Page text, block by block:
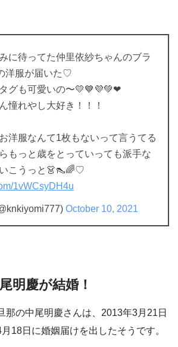
に待ってた仲里依紗ちゃんのブラ
洋服が届いた♡
グも可愛いの〜💛💙💜💚❤
憧れやし大好き！！！
洋服なんて1枚もないって言うてる
もっと歳をとっていっても派手な
こうっと👗👠🌈♡
1vWCsyDH4u
October 10, 2021
明慶が結婚！
那の中尾明慶さんは、2013年3月21日
18日に婚姻届けを出したそうです。